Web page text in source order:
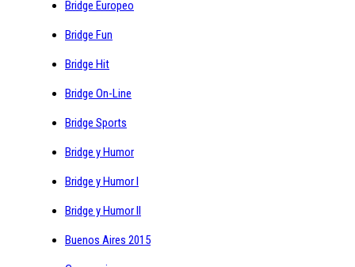
Bridge Europeo
Bridge Fun
Bridge Hit
Bridge On-Line
Bridge Sports
Bridge y Humor
Bridge y Humor I
Bridge y Humor II
Buenos Aires 2015